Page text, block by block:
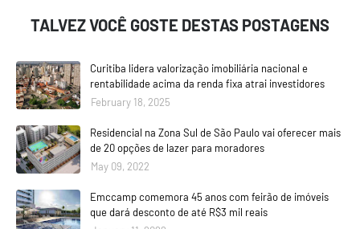
TALVEZ VOCÊ GOSTE DESTAS POSTAGENS
Curitiba lidera valorização imobiliária nacional e
rentabilidade acima da renda fixa atrai investidores
February 18, 2025
Residencial na Zona Sul de São Paulo vai oferecer mais
de 20 opções de lazer para moradores
May 09, 2022
Emccamp comemora 45 anos com feirão de imóveis
que dará desconto de até R$3 mil reais